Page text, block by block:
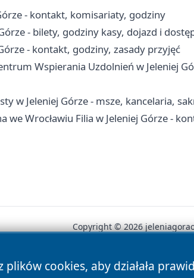
- kontakt, komisariaty, godziny
- bilety, godziny kasy, dojazd i
- kontakt, godziny, zasady przyjęć
Wspierania Uzdolnień w Jeleniej
w Jeleniej Górze - msze, kancelaria,
we Wrocławiu Filia w Jeleniej Górze -
plików cookies, aby działała
Copyright © 2026
News Autorzy